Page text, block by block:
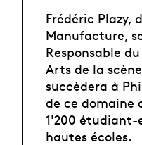
Frédéric Plazy,
Manufacture,
Responsable
Arts de la
succèdera à
de ce domaine
1'200 étudiant-
hautes écoles.